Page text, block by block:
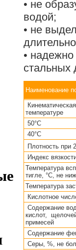
• не
водой;
• не
•
стальных
Наименование
температуре
50°С
40°С
Плотность при
Индекс
Температура
тигле, °С, не
Температура
Кислотное
Содержание
кислот,
примесей
Содержание
Cеры, %, не